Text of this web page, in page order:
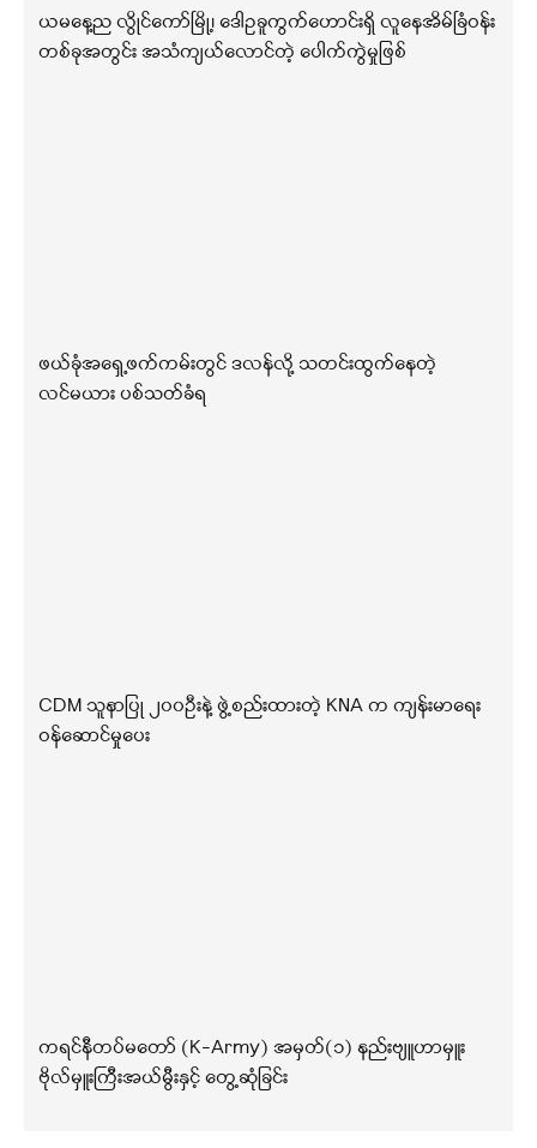
ယမနေ့ည လွိုင်ကော်မြို့၊ ဒေါဥခူကွက်ဟောင်းရှိ လူနေအိမ်ခြံဝန်း
တစ်ခုအတွင်း အသံကျယ်လောင်တဲ့ ပေါက်ကွဲမှုဖြစ်
ဖယ်ခုံအရှေ့ဖက်ကမ်းတွင် ဒလန်လို့ သတင်းထွက်နေတဲ့
လင်မယား ပစ်သတ်ခံရ
CDM သူနာပြု ၂၀၀ဦးနဲ့ ဖွဲ့စည်းထားတဲ့ KNA က ကျန်းမာရေး
ဝန်ဆောင်မှုပေး
ကရင်နီတပ်မတော် (K-Army) အမှတ်(၁) နည်းဗျူဟာမှူး
ဗိုလ်မှူးကြီးအယ်မွီးနှင့် တွေ့ဆုံခြင်း